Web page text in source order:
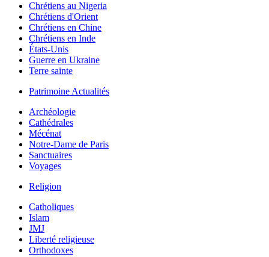
Chrétiens au Nigeria
Chrétiens d'Orient
Chrétiens en Chine
Chrétiens en Inde
États-Unis
Guerre en Ukraine
Terre sainte
Patrimoine Actualités
Archéologie
Cathédrales
Mécénat
Notre-Dame de Paris
Sanctuaires
Voyages
Religion
Catholiques
Islam
JMJ
Liberté religieuse
Orthodoxes